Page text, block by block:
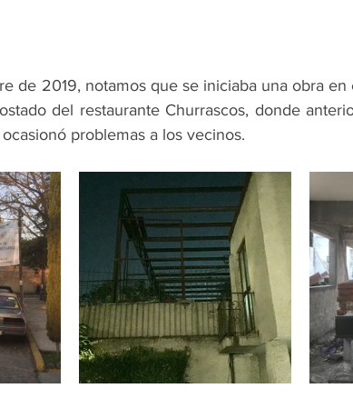
de 2019, notamos que se iniciaba una obra
del restaurante Churrascos, donde
problemas a los vecinos.